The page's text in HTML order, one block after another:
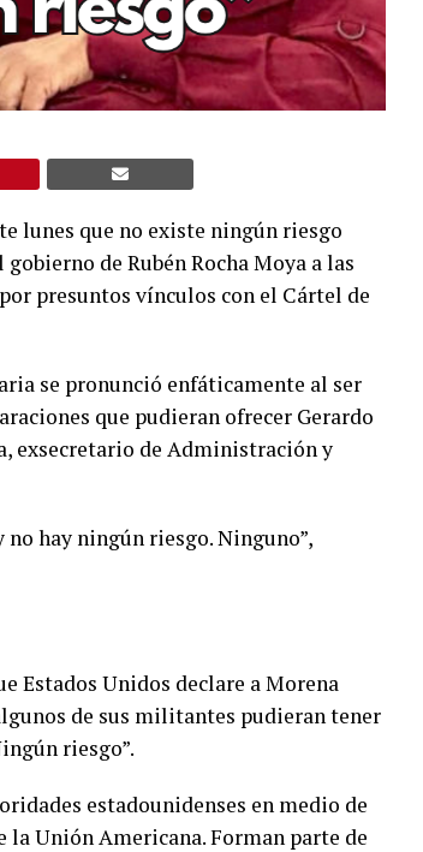
lunes que no existe ningún riesgo
de Rubén Rocha Moya a las
presuntos vínculos con el Cártel de
se pronunció enfáticamente al ser
que pudieran ofrecer Gerardo
exsecretario de Administración y
hay ningún riesgo. Ninguno”,
Estados Unidos declare a Morena
de sus militantes pudieran tener
riesgo”.
estadounidenses en medio de
la Unión Americana. Forman parte de